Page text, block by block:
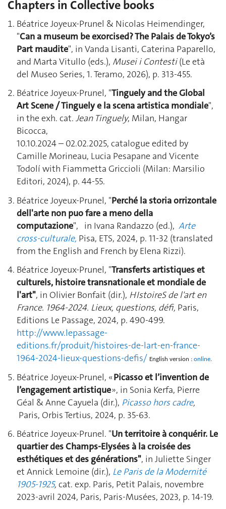
Chapters in Collective books
Béatrice Joyeux-Prunel & Nicolas Heimendinger,
"Can a museum be exorcised? The Palais de Tokyo’s
Part maudite", in Vanda Lisanti, Caterina Paparello,
and Marta Vitullo (eds.), Musei i Contesti(Le età
del Museo Series, 1. Teramo, 2026), p. 313-455.
Béatrice Joyeux-Prunel, "Tinguely and the Global
Art Scene / Tinguely e la scena artistica mondiale",
in the exh. cat. Jean Tinguely, Milan, Hangar
Bicocca,
10.10.2024 – 02.02.2025, catalogue edited by
Camille Morineau, Lucia Pesapane and Vicente
Todolí with Fiammetta Griccioli (Milan: Marsilio
Editori, 2024), p. 44-55.
Béatrice Joyeux-Prunel, "Perché la storia orrizontale
dell'arte non puo fare a meno della
computazione", in Ivana Randazzo (ed.), Arte
cross-culturale, Pisa, ETS, 2024, p. 11-32 (translated
from the English and French by Elena Rizzi).
Béatrice Joyeux-Prunel, "Transferts artistiques et
culturels, histoire transnationale et mondiale de
l'art", in Olivier Bonfait (dir.), HIstoireS de l'art en
France. 1964-2024. Lieux, questions, défi, Paris,
Editions Le Passage, 2024, p. 490-499.
http://www.lepassage-
editions.fr/produit/histoires-de-lart-en-france-
1964-2024-lieux-questions-defis/ English version : online.
Béatrice Joyeux-Prunel, «Picasso et l’invention de
l’engagement artistique», in Sonia Kerfa, Pierre
Géal & Anne Cayuela (dir.), Picasso hors cadre,
Paris, Orbis Tertius, 2024, p. 35-63.
Béatrice Joyeux-Prunel. "Un territoire à conquérir. Le
quartier des Champs-Elysées à la croisée des
esthétiques et des générations", in Juliette Singer
et Annick Lemoine (dir.), Le Paris de la Modernité
1905-1925, cat. exp. Paris, Petit Palais, novembre
2023-avril 2024, Paris, Paris-Musées, 2023, p. 14-19.